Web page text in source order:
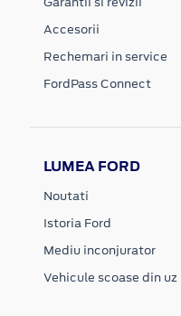
Accesorii
Rechemari in service
FordPass Connect
LUMEA FORD
Noutati
Istoria Ford
Mediu inconjurator
Vehicule scoase din uz